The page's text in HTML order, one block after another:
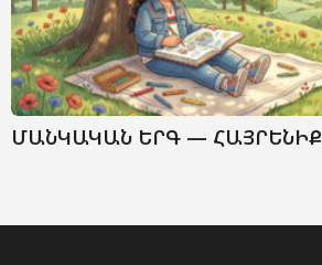
ՄԱՆԿԱԿԱՆ ԵՐԳ — ՀԱՅՐԵՆԻՔ